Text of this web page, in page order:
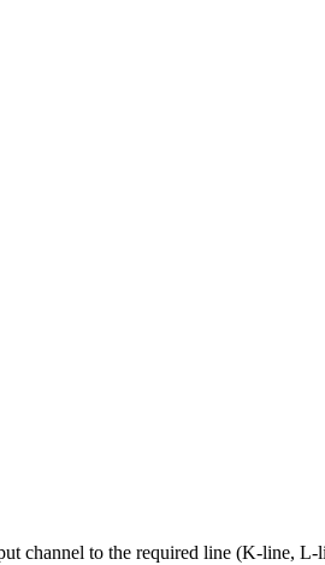
channel to the required line (K-line,